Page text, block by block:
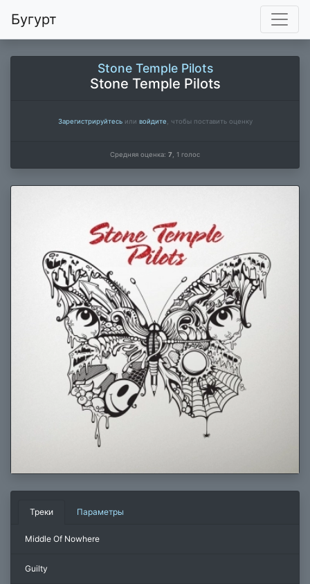
Бугурт
Stone Temple Pilots
Stone Temple Pilots
Зарегистрируйтесьили войдите , чтобы поставить оценку
Средняя оценка: 7 1 голос
Треки Параметры
Middle Of Nowhere
Guilty